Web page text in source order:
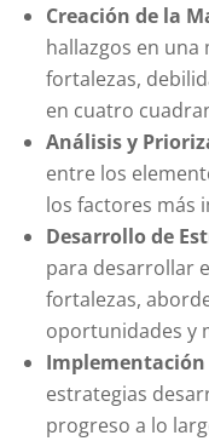
Creación de la
hallazgos en una
fortalezas,
en cuatro
Análisis y
entre los
los factores más
Desarrollo de
para desarrollar
fortalezas,
oportunidades y
estrategias
progreso a lo